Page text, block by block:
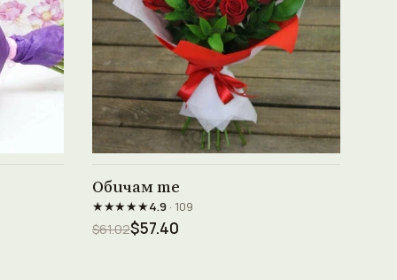
Обичам те
★★★★★4.9· 109
$61.02$57.40